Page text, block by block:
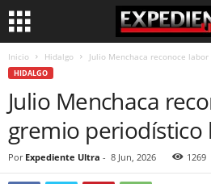
Inicio Hidalgo Julio Menchaca reconoce
HIDALGO
Julio Menchaca
gremio periodístico
Por Expediente Ultra - 8 Jun, 2026 1269